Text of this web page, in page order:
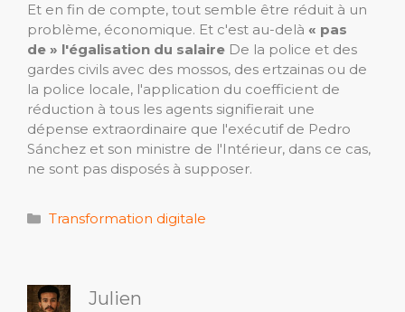
Et en fin de compte, tout semble être réduit à un
problème, économique. Et c'est au-delà « pas
de » l'égalisation du salaire De la police et des
gardes civils avec des mossos, des ertzainas ou de
la police locale, l'application du coefficient de
réduction à tous les agents signifierait une
dépense extraordinaire que l'exécutif de Pedro
Sánchez et son ministre de l'Intérieur, dans ce cas,
ne sont pas disposés à supposer.
Catégories
Transformation digitale
Julien